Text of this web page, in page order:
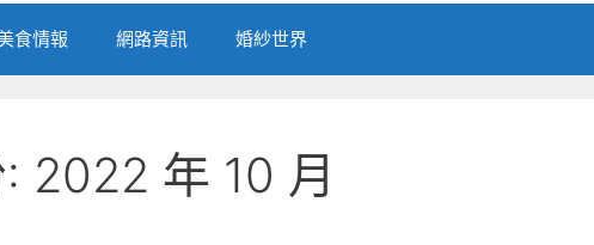
食情報 網路資訊 婚紗世界
2022 年 10 月